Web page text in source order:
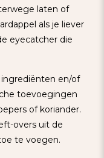
laten of
als je liever
eyecatcher die
en/of
toevoegingen
of koriander.
overs uit de
te voegen.